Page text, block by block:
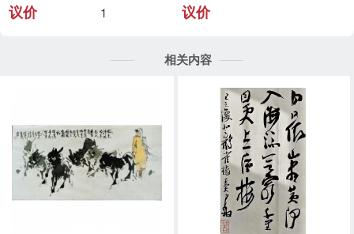
议价 1 议价
相关内容